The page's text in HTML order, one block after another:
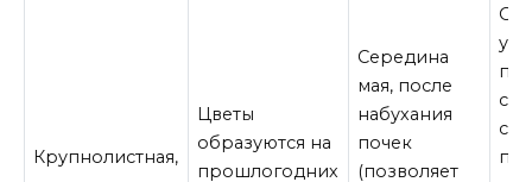
Крупнолистная,
Цветы
образуются на
прошлогодних
Середина
мая, после
набухания
почек
(позволяет